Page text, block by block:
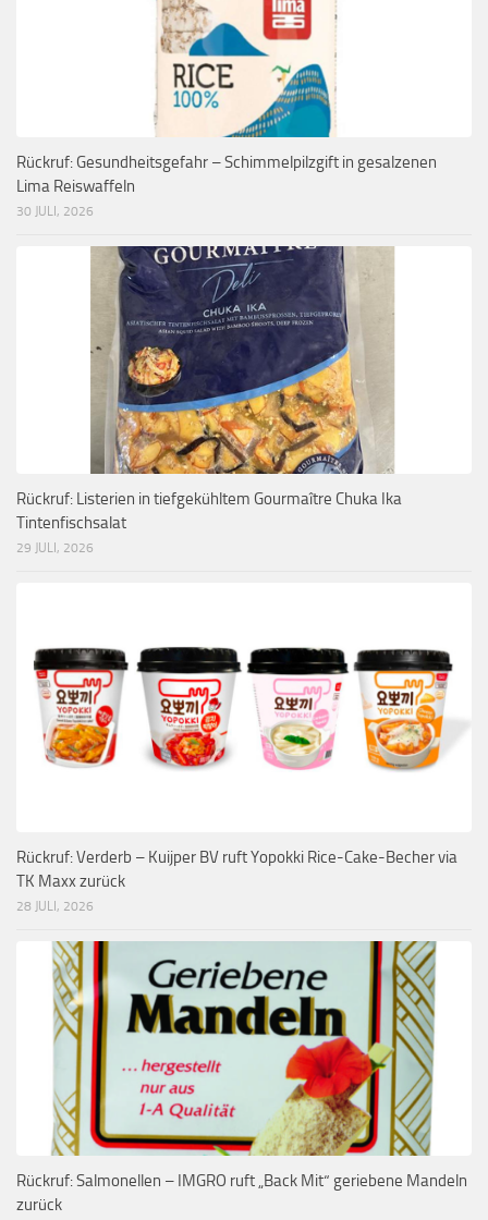
Rückruf: Gesundheitsgefahr – Schimmelpilzgift in gesalzenen
Lima Reiswaffeln
30 JULI, 2026
Rückruf: Listerien in tiefgekühltem Gourmaître Chuka Ika
Tintenfischsalat
29 JULI, 2026
Rückruf: Verderb – Kuijper BV ruft Yopokki Rice-Cake-Becher via
TK Maxx zurück
28 JULI, 2026
Rückruf: Salmonellen – IMGRO ruft „Back Mit“ geriebene Mandeln
zurück